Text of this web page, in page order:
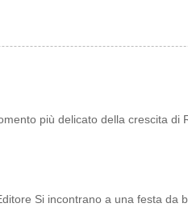
più delicato della crescita
Si incontrano a una festa da